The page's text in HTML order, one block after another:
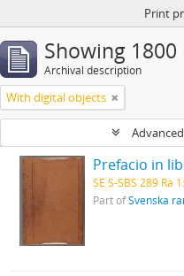
Print
Showing 1800
Archival description
With digital objects
SE S-SBS 289 Ra
Part ofSvenska